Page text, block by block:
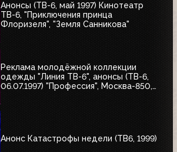
Анонсы (ТВ-6, май 1997) Кинотеатр
ТВ-6, "Приключения принца
Флоризеля", "Земля Санникова"
Реклама молодёжной коллекции
одежды "Линия ТВ-6", анонсы (ТВ-6,
06.07.1997) "Профессия", Москва-850,
Анонс Катастрофы недели (ТВ6, 1999)